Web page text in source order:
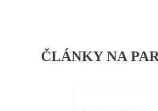
ČLÁNKY NA